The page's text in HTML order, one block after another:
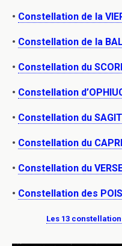
• Constellation de la
• Constellation de la
• Constellation du
• Constellation
• Constellation du
• Constellation du
• Constellation du
• Constellation des
Les 13